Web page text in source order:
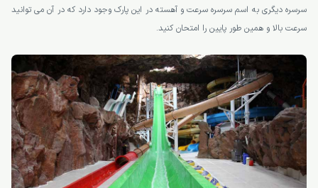
سرسره دیگری به اسم سرسره سرعت و آهسته در این پارک وجود دارد که در آن می توانید
سرعت بالا و همین طور پایین را امتحان کنید.